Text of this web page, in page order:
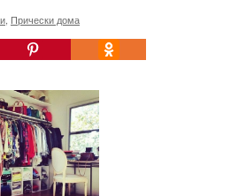
Прически дома